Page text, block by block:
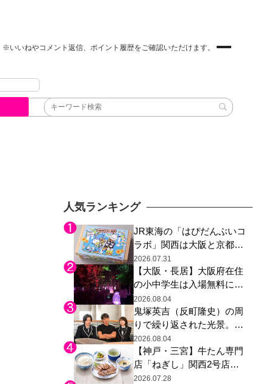
※いいねやコメント返信、ポイント履歴をご確認いただけます。
人気ランキング
JR東海の「はぴだんぶいコ
ラボ」関西は大阪と京都の
み、日焼けしたポチャッコ
らサンリオキャラが描かれ
た駅弁やグッズが登場
2026.07.31
【大阪・長居】大阪府在住
の小中学生は入場無料に、
チームラボが「夏休みの自
由研究の課題に」と「ボタ
ニカルガーデン 大阪」へ招
待
2026.08.04
鬼塚英吉（反町隆史）の周
りで繰り返された光景。ド
ラマ『GTO』第３話で光っ
た演出の巧みさ
2026.08.04
【神戸・三宮】牛たん専門
店「ねぎし」関西2号店が
登場、ファンら「8月が待
2026.07.28